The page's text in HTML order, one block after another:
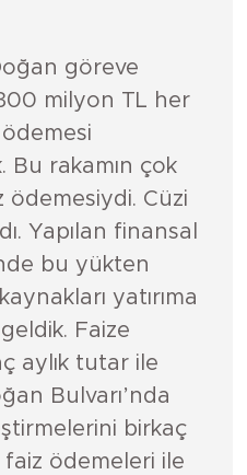
göreve
300 milyon TL her
Bu rakamın çok
ödemesiydi. Cüzi
Yapılan finansal
bu yükten
yatırıma
Faize
aylık tutar ile
Bulvarı’nda
birkaç
faiz ödemeleri ile